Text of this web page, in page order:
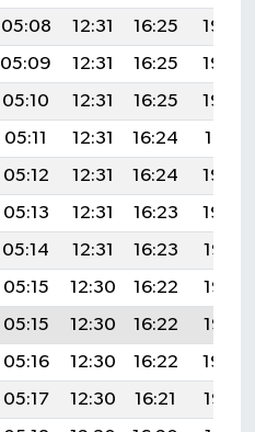
05:08 12:31 16:25
19:44
05:09 12:31 16:25
19:43
05:10 12:31 16:25
19:42
05:11 12:31 16:24
19:41
05:12 12:31 16:24
19:40
05:13 12:31 16:23
19:39
05:14 12:31 16:23
19:38
05:15 12:30 16:22
19:36
05:15 12:30 16:22
19:35
05:16 12:30 16:22
19:34
05:17 12:30 16:21
19:33